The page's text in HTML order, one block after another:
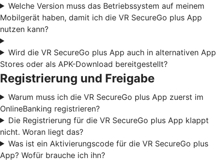
Welche Version muss das Betriebssystem auf meinem
Mobilgerät haben, damit ich die VR SecureGo plus App
nutzen kann?
Wird die VR SecureGo plus App auch in alternativen App
Stores oder als APK-Download bereitgestellt?
Registrierung und Freigabe
Warum muss ich die VR SecureGo plus App zuerst im
OnlineBanking registrieren?
Die Registrierung für die VR SecureGo plus App klappt
nicht. Woran liegt das?
Was ist ein Aktivierungscode für die VR SecureGo plus
App? Wofür brauche ich ihn?